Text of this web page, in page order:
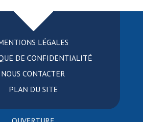
LÉGALES
DE CONFIDENTIALITÉ
NOUS CONTACTER
PLAN DU SITE